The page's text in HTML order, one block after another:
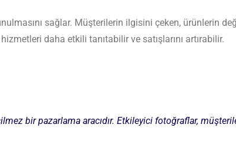
sağlar. Müşterilerin ilgisini çeken, ürünlerin
daha etkili tanıtabilir ve satışlarını artırabilir.
bir pazarlama aracıdır. Etkileyici fotoğraflar,